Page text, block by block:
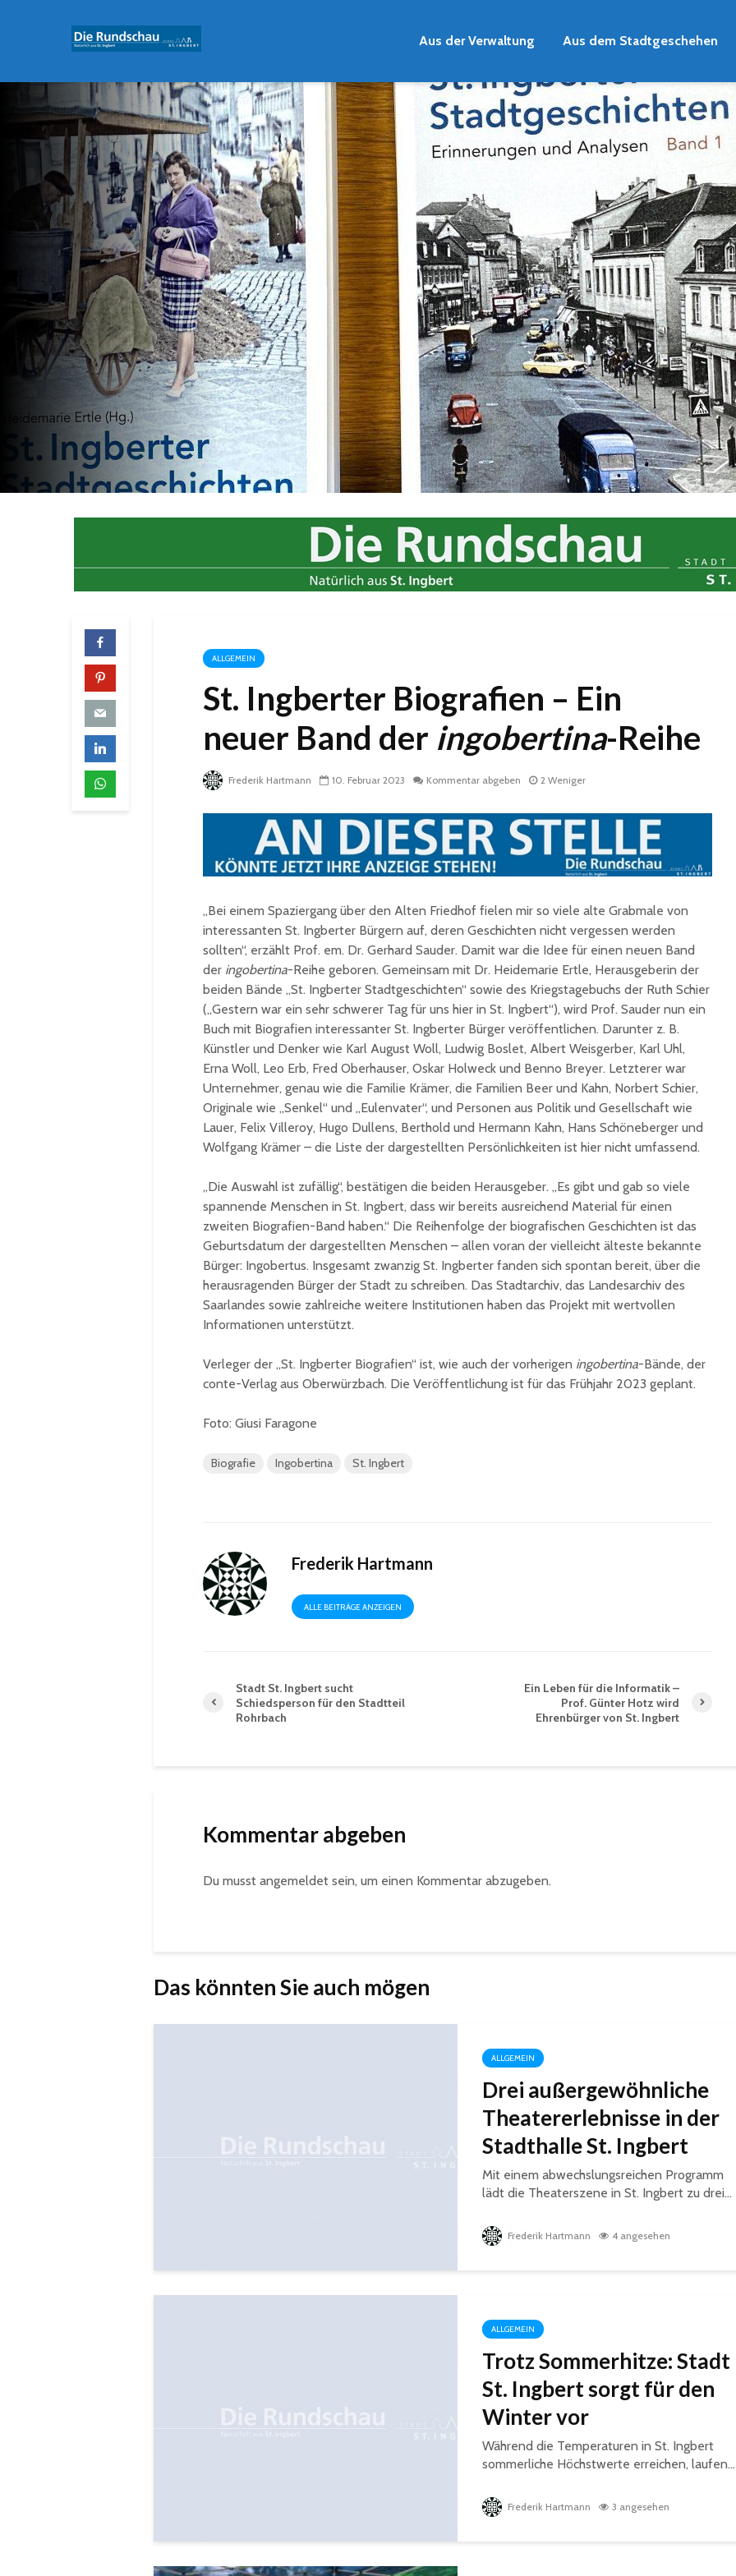
Aus der Verwaltung Aus dem Stadtgeschehen
ALLGEMEIN
St. Ingberter Biografien – Ein
neuer Band der ingobertina-Reihe
Frederik Hartmann 10. Februar 2023 Kommentar abgeben 2 Weniger
„Bei einem Spaziergang über den Alten Friedhof fielen mir so viele alte Grabmale von
interessanten St. Ingberter Bürgern auf, deren Geschichten nicht vergessen werden
sollten“, erzählt Prof. em. Dr. Gerhard Sauder. Damit war die Idee für einen neuen Band
der ingobertina-Reihe geboren. Gemeinsam mit Dr. Heidemarie Ertle, Herausgeberin der
beiden Bände „St. Ingberter Stadtgeschichten“ sowie des Kriegstagebuchs der Ruth Schier
(„Gestern war ein sehr schwerer Tag für uns hier in St. Ingbert“), wird Prof. Sauder nun ein
Buch mit Biografien interessanter St. Ingberter Bürger veröffentlichen. Darunter z. B.
Künstler und Denker wie Karl August Woll, Ludwig Boslet, Albert Weisgerber, Karl Uhl,
Erna Woll, Leo Erb, Fred Oberhauser, Oskar Holweck und Benno Breyer. Letzterer war
Unternehmer, genau wie die Familie Krämer, die Familien Beer und Kahn, Norbert Schier,
Originale wie „Senkel“ und „Eulenvater“, und Personen aus Politik und Gesellschaft wie
Lauer, Felix Villeroy, Hugo Dullens, Berthold und Hermann Kahn, Hans Schöneberger und
Wolfgang Krämer – die Liste der dargestellten Persönlichkeiten ist hier nicht umfassend.
„Die Auswahl ist zufällig“, bestätigen die beiden Herausgeber. „Es gibt und gab so viele
spannende Menschen in St. Ingbert, dass wir bereits ausreichend Material für einen
zweiten Biografien-Band haben.“ Die Reihenfolge der biografischen Geschichten ist das
Geburtsdatum der dargestellten Menschen – allen voran der vielleicht älteste bekannte
Bürger: Ingobertus. Insgesamt zwanzig St. Ingberter fanden sich spontan bereit, über die
herausragenden Bürger der Stadt zu schreiben. Das Stadtarchiv, das Landesarchiv des
Saarlandes sowie zahlreiche weitere Institutionen haben das Projekt mit wertvollen
Informationen unterstützt.
Verleger der „St. Ingberter Biografien“ ist, wie auch der vorherigen ingobertina-Bände, der
conte-Verlag aus Oberwürzbach. Die Veröffentlichung ist für das Frühjahr 2023 geplant.
Foto: Giusi Faragone
Biografie Ingobertina St. Ingbert
Frederik Hartmann
ALLE BEITRÄGE ANZEIGEN
Stadt St. Ingbert sucht
Schiedsperson für den Stadtteil
Rohrbach
Ein Leben für die Informatik –
Prof. Günter Hotz wird
Ehrenbürger von St. Ingbert
Kommentar abgeben
Du musst angemeldet sein, um einen Kommentar abzugeben.
Das könnten Sie auch mögen
ALLGEMEIN
Drei außergewöhnliche
Theatererlebnisse in der
Stadthalle St. Ingbert
Mit einem abwechslungsreichen Programm
lädt die Theaterszene in St. Ingbert zu drei...
Frederik Hartmann 4 angesehen
ALLGEMEIN
Trotz Sommerhitze: Stadt
St. Ingbert sorgt für den
Winter vor
Während die Temperaturen in St. Ingbert
sommerliche Höchstwerte erreichen, laufen...
Frederik Hartmann 3 angesehen
Historische
Erinnerungsstücke aus
dem Nachlass von Dr.
Stadt St. Ingbert
übergeben
Total Normal
expandiert in St.
Ingbert: Mietvertrag
für ehemaliges H&M-
Gebäude
unterzeichnet
90 Jahre
St. Ingberter
Handelsgeschichte
feiert
Schulen
Konzert
mit